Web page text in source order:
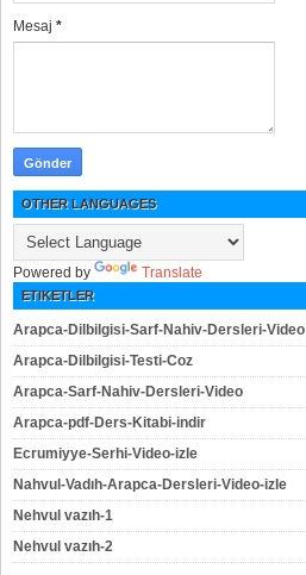
Mesaj*
OTHER LANGUAGES
Powered by Translate
ETIKETLER
Arapca-Dilbilgisi-Sarf-Nahiv-Dersleri-Video
Arapca-Dilbilgisi-Testi-Coz
Arapca-Sarf-Nahiv-Dersleri-Video
Arapca-pdf-Ders-Kitabi-indir
Ecrumiyye-Serhi-Video-izle
Nahvul-Vadıh-Arapca-Dersleri-Video-izle
Nehvul vazıh-1
Nehvul vazıh-2